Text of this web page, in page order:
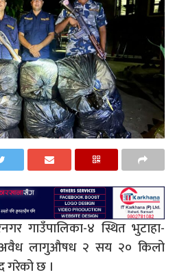
गाउँपालिका-४ स्थित भुटाहा-
अवैध लागुऔषध २ सय २० किलो
गरेको छ ।